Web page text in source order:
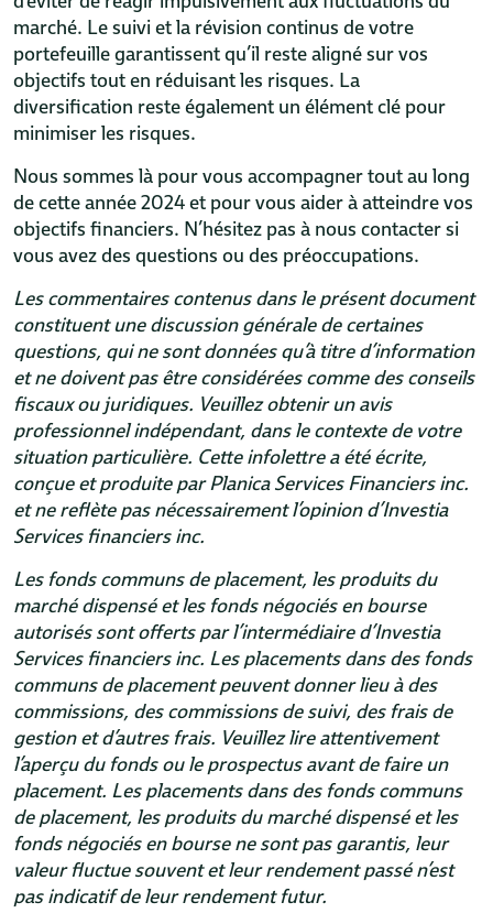
marché. Le suivi et la révision continus de votre
portefeuille garantissent qu’il reste aligné sur vos
objectifs tout en réduisant les risques. La
diversification reste également un élément clé pour
minimiser les risques.
Nous sommes là pour vous accompagner tout au long
de cette année 2024 et pour vous aider à atteindre vos
objectifs financiers. N’hésitez pas à nous contacter si
vous avez des questions ou des préoccupations.
Les commentaires contenus dans le présent document
constituent une discussion générale de certaines
questions, qui ne sont données qu’à titre d’information
et ne doivent pas être considérées comme des conseils
fiscaux ou juridiques. Veuillez obtenir un avis
professionnel indépendant, dans le contexte de votre
situation particulière. Cette infolettre a été écrite,
conçue et produite par Planica Services Financiers inc.
et ne reflète pas nécessairement l’opinion d’Investia
Services financiers inc.
Les fonds communs de placement, les produits du
marché dispensé et les fonds négociés en bourse
autorisés sont offerts par l’intermédiaire d’Investia
Services financiers inc. Les placements dans des fonds
communs de placement peuvent donner lieu à des
commissions, des commissions de suivi, des frais de
gestion et d’autres frais. Veuillez lire attentivement
l’aperçu du fonds ou le prospectus avant de faire un
placement. Les placements dans des fonds communs
de placement, les produits du marché dispensé et les
fonds négociés en bourse ne sont pas garantis, leur
valeur fluctue souvent et leur rendement passé n’est
pas indicatif de leur rendement futur.